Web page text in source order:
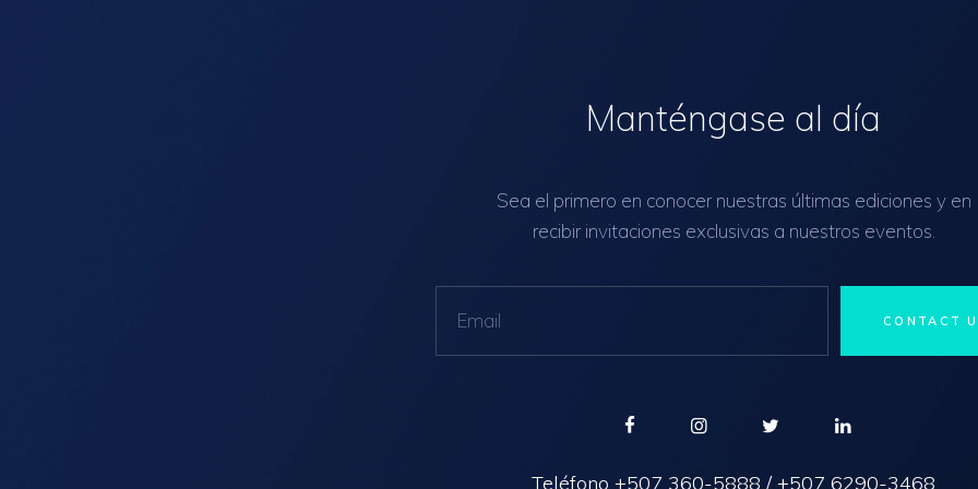
Manténgase al día
Sea el primero en conocer nuestras últimas ediciones y en
recibir invitaciones exclusivas a nuestros eventos.
Teléfono +507 360-5888 /+507 6290-3468